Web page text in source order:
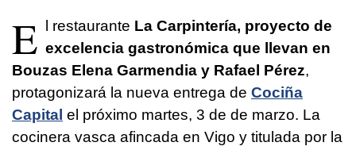
E l restaurante La Carpintería, proyecto de
excelencia gastronómica que llevan en
Bouzas Elena Garmendia y Rafael Pérez,
protagonizará la nueva entrega de Cociña
Capital el próximo martes, 3 de de marzo. La
cocinera vasca afincada en Vigo y titulada por la